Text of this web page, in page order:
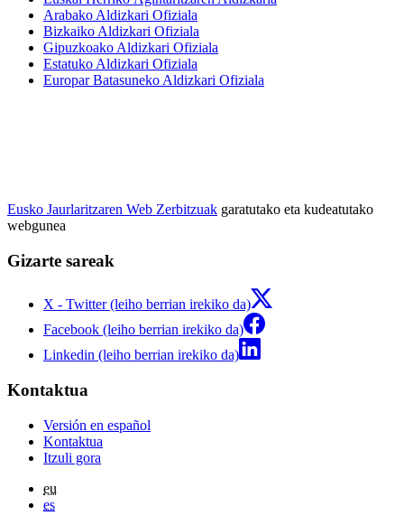
Arabako Aldizkari Ofiziala
Bizkaiko Aldizkari Ofiziala
Gipuzkoako Aldizkari Ofiziala
Estatuko Aldizkari Ofiziala
Europar Batasuneko Aldizkari Ofiziala
Eusko Jaurlaritzaren Web Zerbitzuak garatutako eta kudeatutako
webgunea
Gizarte sareak
X - Twitter (leiho berrian irekiko da)
Facebook (leiho berrian irekiko da)
Linkedin (leiho berrian irekiko da)
Kontaktua
Versión en español
Kontaktua
Itzuli gora
eu
es